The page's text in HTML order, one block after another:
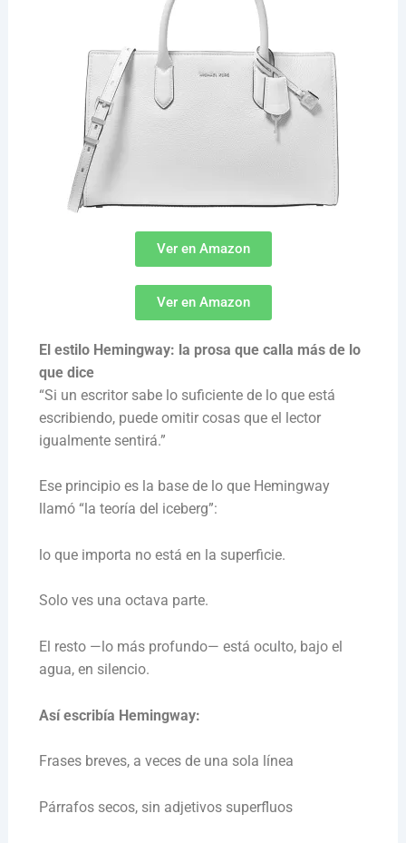
Ver en Amazon
Ver en Amazon
El estilo Hemingway: la prosa que calla más de lo
que dice
“Si un escritor sabe lo suficiente de lo que está
escribiendo, puede omitir cosas que el lector
igualmente sentirá.”
Ese principio es la base de lo que Hemingway
llamó “la teoría del iceberg”:
lo que importa no está en la superficie.
Solo ves una octava parte.
El resto —lo más profundo— está oculto, bajo el
agua, en silencio.
Así escribía Hemingway:
Frases breves, a veces de una sola línea
Párrafos secos, sin adjetivos superfluos